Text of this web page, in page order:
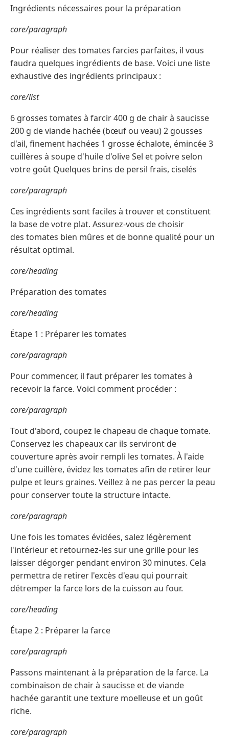
Ingrédients nécessaires pour la préparation
core/paragraph
Pour réaliser des tomates farcies parfaites, il vous
faudra quelques ingrédients de base. Voici une liste
exhaustive des ingrédients principaux :
core/list
6 grosses tomates à farcir 400 g de chair à saucisse
200 g de viande hachée (bœuf ou veau) 2 gousses
d'ail, finement hachées 1 grosse échalote, émincée 3
cuillères à soupe d'huile d'olive Sel et poivre selon
votre goût Quelques brins de persil frais, ciselés
core/paragraph
Ces ingrédients sont faciles à trouver et constituent
la base de votre plat. Assurez-vous de choisir
des tomates bien mûres et de bonne qualité pour un
résultat optimal.
core/heading
Préparation des tomates
core/heading
Étape 1 : Préparer les tomates
core/paragraph
Pour commencer, il faut préparer les tomates à
recevoir la farce. Voici comment procéder :
core/paragraph
Tout d'abord, coupez le chapeau de chaque tomate.
Conservez les chapeaux car ils serviront de
couverture après avoir rempli les tomates. À l'aide
d'une cuillère, évidez les tomates afin de retirer leur
pulpe et leurs graines. Veillez à ne pas percer la peau
pour conserver toute la structure intacte.
core/paragraph
Une fois les tomates évidées, salez légèrement
l'intérieur et retournez-les sur une grille pour les
laisser dégorger pendant environ 30 minutes. Cela
permettra de retirer l'excès d'eau qui pourrait
détremper la farce lors de la cuisson au four.
core/heading
Étape 2 : Préparer la farce
core/paragraph
Passons maintenant à la préparation de la farce. La
combinaison de chair à saucisse et de viande
hachée garantit une texture moelleuse et un goût
riche.
core/paragraph